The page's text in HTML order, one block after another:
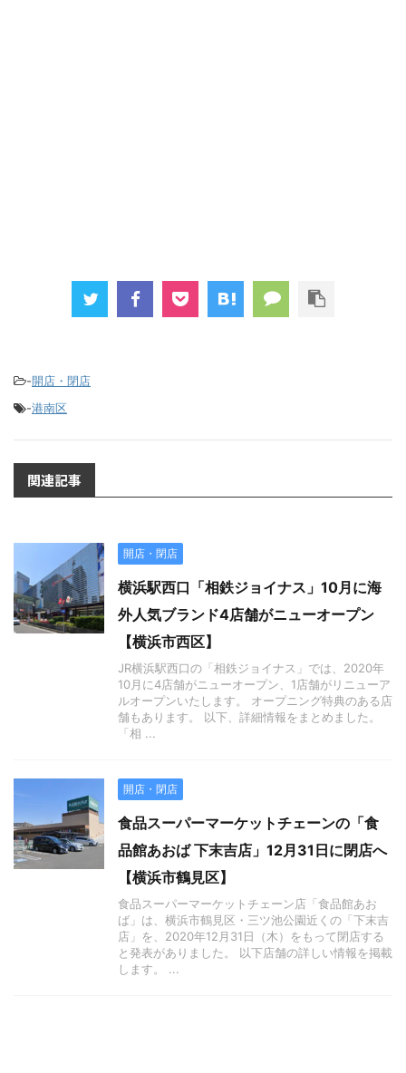
-開店・閉店
-港南区
関連記事
開店・閉店
横浜駅西口「相鉄ジョイナス」10月に海
外人気ブランド4店舗がニューオープン
【横浜市西区】
JR横浜駅西口の「相鉄ジョイナス」では、2020年
10月に4店舗がニューオープン、1店舗がリニューア
ルオープンいたします。 オープニング特典のある店
舗もあります。 以下、詳細情報をまとめました。
「相 ...
開店・閉店
食品スーパーマーケットチェーンの「食
品館あおば 下末吉店」12月31日に閉店へ
【横浜市鶴見区】
食品スーパーマーケットチェーン店「食品館あお
ば」は、横浜市鶴見区・三ツ池公園近くの「下末吉
店」を、2020年12月31日（木）をもって閉店する
と発表がありました。 以下店舗の詳しい情報を掲載
します。 ...